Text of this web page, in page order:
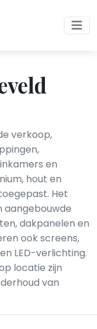
verkoop,
en
hout en
Het
aangebouwde
dakpanelen en
ook screens,
LED-verlichting.
locatie zijn
van